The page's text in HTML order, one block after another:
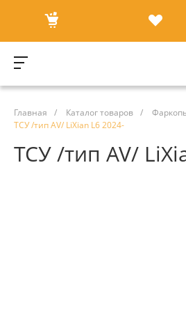
Главная / Каталог товаров /
ТСУ /тип AV/ LiXian L6 2024-
ТСУ /тип AV/